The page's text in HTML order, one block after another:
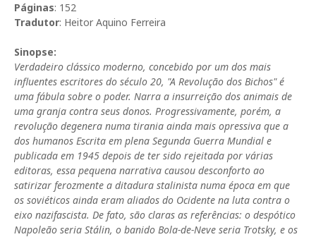
Páginas: 152
Tradutor: Heitor Aquino Ferreira
Sinopse:
Verdadeiro clássico moderno, concebido por um dos mais
influentes escritores do século 20, "A Revolução dos Bichos" é
uma fábula sobre o poder. Narra a insurreição dos animais de
uma granja contra seus donos. Progressivamente, porém, a
revolução degenera numa tirania ainda mais opressiva que a
dos humanos Escrita em plena Segunda Guerra Mundial e
publicada em 1945 depois de ter sido rejeitada por várias
editoras, essa pequena narrativa causou desconforto ao
satirizar ferozmente a ditadura stalinista numa época em que
os soviéticos ainda eram aliados do Ocidente na luta contra o
eixo nazifascista. De fato, são claras as referências: o despótico
Napoleão seria Stálin, o banido Bola-de-Neve seria Trotsky, e os